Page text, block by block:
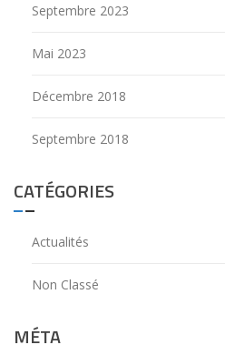
Septembre 2023
Mai 2023
Décembre 2018
Septembre 2018
CATÉGORIES
Actualités
Non Classé
MÉTA